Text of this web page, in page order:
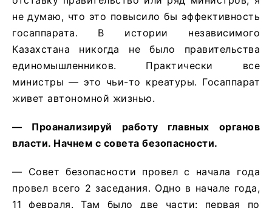
не думаю, что это повысило бы эффективность
госаппарата. В истории независимого
Казахстана никогда не было правительства
единомышленников. Практически все
министры — это чьи-то креатуры. Госаппарат
живет автономной жизнью.
— Проанализируй работу главных органов
власти. Начнем с совета безопасности.
— Совет безопасности провел с начала года
провел всего 2 заседания. Одно в начале года,
11 февраля. Там было две части: первая по